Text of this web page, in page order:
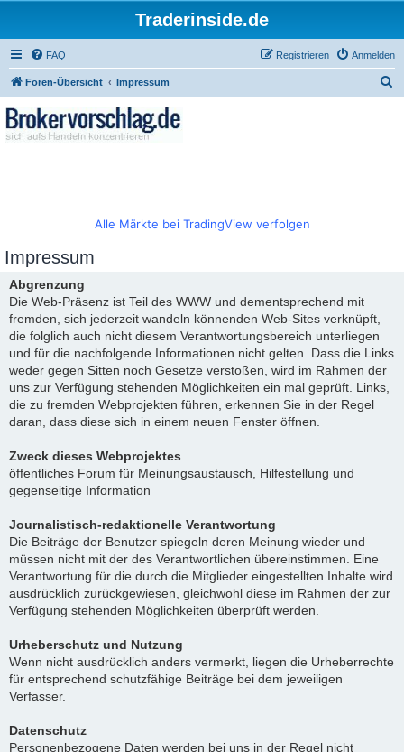
Traderinside.de
FAQ Anmelden
Registrieren
Foren-Übersicht Impressum
Alle Märkte bei TradingView verfolgen
Impressum
Abgrenzung
Die Web-Präsenz ist Teil des WWW und dementsprechend mit
fremden, sich jederzeit wandeln könnenden Web-Sites verknüpft,
die folglich auch nicht diesem Verantwortungsbereich unterliegen
und für die nachfolgende Informationen nicht gelten. Dass die Links
weder gegen Sitten noch Gesetze verstoßen, wird im Rahmen der
uns zur Verfügung stehenden Möglichkeiten ein mal geprüft. Links,
die zu fremden Webprojekten führen, erkennen Sie in der Regel
daran, dass diese sich in einem neuen Fenster öffnen.
Zweck dieses Webprojektes
öffentliches Forum für Meinungsaustausch, Hilfestellung und
gegenseitige Information
Journalistisch-redaktionelle Verantwortung
Die Beiträge der Benutzer spiegeln deren Meinung wieder und
müssen nicht mit der des Verantwortlichen übereinstimmen. Eine
Verantwortung für die durch die Mitglieder eingestellten Inhalte wird
ausdrücklich zurückgewiesen, gleichwohl diese im Rahmen der zur
Verfügung stehenden Möglichkeiten überprüft werden.
Urheberschutz und Nutzung
Wenn nicht ausdrücklich anders vermerkt, liegen die Urheberrechte
für entsprechend schutzfähige Beiträge bei dem jeweiligen
Verfasser.
Datenschutz
Personenbezogene Daten werden bei uns in der Regel nicht